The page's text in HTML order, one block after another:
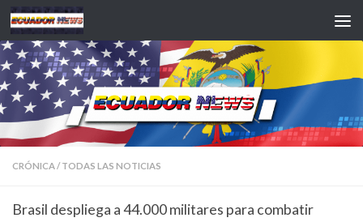
Saltar al contenido
CRÓNICA/ TODAS LAS NOTICIAS
Brasil despliega a 44.000 militares para combatir